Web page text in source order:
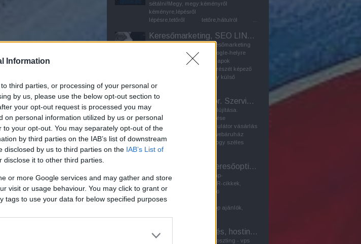
Information
third parties, or processing of your personal or
by us, please use the below opt-out section to
your opt-out request is processed you may
on personal information utilized by us or personal
your opt-out. You may separately opt-out of the
by third parties on the IAB’s list of downstream
disclosed by us to third parties on the IAB’s List of
disclose it to other third parties.
or more Google services and may gather and store
visit or usage behaviour. You may click to grant or
tags to use your data for below specified purposes
sétálni!Megy, megy:kéményről
kéményre,lépésről
lépésre,tetőről tetőre,hátulról ...
Keresőmarketing, SEO LINKÉPÍTÉS
organikus linképítés - keresőmarketing
módszer a honlap első google-helyre
kerülése érdekében A weblapok
keresőoptimalizálásának részét képező
LINKÉPÍTÉS célja az, hogy külső
honlapokra kihelyezett...
Laptop akkumulátor. Szerviz Bp. / Webáruház
2024: Linképítő program felújítása.
Korábbi SEO-tuning frissítése
Webáruház: laptop akkumulátor vásárlás
Bármely laptopalkatrész-webáruház
feladata elsősorban az, hogy széles
választékban kínáljon...
PR-cikk - Honlap keresőoptimalizálás - Seo
A PR-cikk szerepe a honlap-
keresőoptimalizálásban PR-cikkek,
vagyis a közönséggel való
kommunikáció céljából írt
sajtóközlemények, pl.laptop ajánlók,
VPS - Szerver bérlés, hosting sms
A szerverbérlés - szerverhoszting - vps